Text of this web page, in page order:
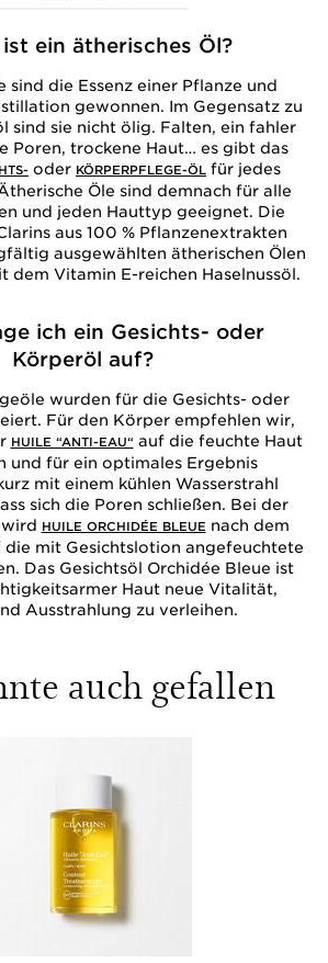
ist ein ätherisches Öl?
sind die Essenz einer Pflanze und
gewonnen. Im Gegensatz zu
sind sie nicht ölig. Falten, ein fahler
Poren, trockene Haut… es gibt das
oder KÖRPERPFLEGE-ÖL für jedes
Öle sind demnach für alle
und jeden Hauttyp geeignet. Die
aus 100 % Pflanzenextrakten
ausgewählten ätherischen Ölen
dem Vitamin E-reichen Haselnussöl.
ich ein Gesichts- oder
Körperöl auf?
wurden für die Gesichts- oder
Für den Körper empfehlen wir,
HUILE “ANTI-EAU“auf die feuchte Haut
und für ein optimales Ergebnis
mit einem kühlen Wasserstrahl
sich die Poren schließen. Bei der
HUILE ORCHIDÉE BLEUE nach dem
die mit Gesichtslotion angefeuchtete
Das Gesichtsöl Orchidée Bleue ist
Haut neue Vitalität,
Ausstrahlung zu verleihen.
auch gefallen